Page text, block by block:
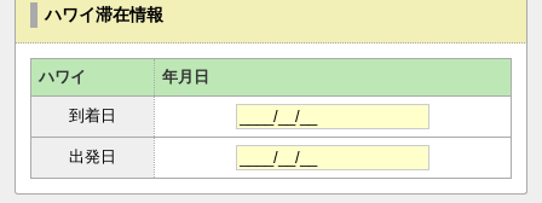
ハワイ滞在情報
ハワイ 年月日
到着日
出発日